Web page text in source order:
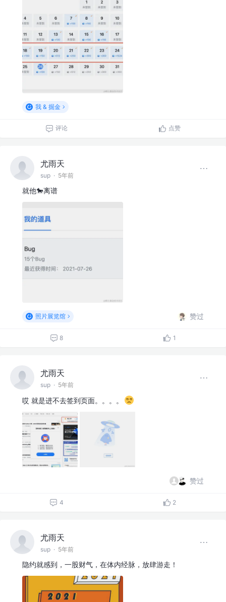
我 & 掘金
评论 点赞
尤雨天
sup · 5年前
就他🐎离谱
照片展览馆 赞过
8 1
尤雨天
sup · 5年前
哎 就是进不去签到页面。。。。
赞过
4 2
尤雨天
sup · 5年前
隐约就感到，一股财气，在体内经脉，放肆游走！